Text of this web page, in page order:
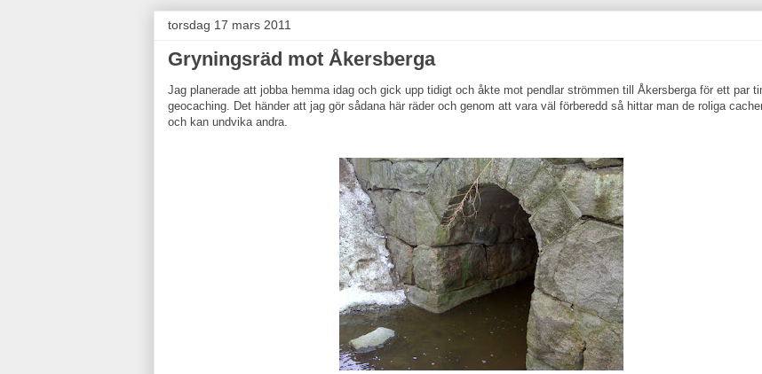
torsdag 17 mars 2011
Gryningsräd mot Åkersberga
Jag planerade att jobba hemma idag och gick upp tidigt och åkte mot pendlar strömmen till Åkersberga för ett par
geocaching. Det händer att jag gör sådana här räder och genom att vara väl förberedd så hittar man de roliga
och kan undvika andra.